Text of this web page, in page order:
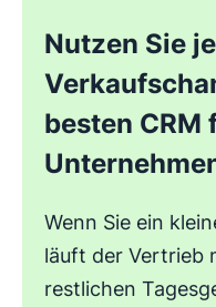
Nutzen Sie
besten CRM
Wenn Sie ein
läuft der Vertrieb
restlichen